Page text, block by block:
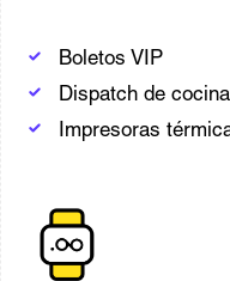
Boletos VIP
Dispatch de
Impresoras